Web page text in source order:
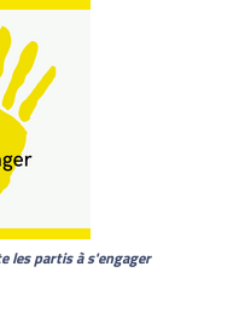
les partis à s'engager